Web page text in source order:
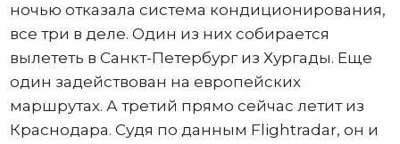
ночью отказала система кондиционирования,
все три в деле. Один из них собирается
вылететь в Санкт-Петербург из Хургады. Еще
один задействован на европейских
маршрутах. А третий прямо сейчас летит из
Краснодара. Судя по данным Flightradar, он и